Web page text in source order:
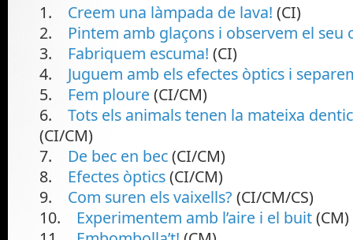
1. Creem una làmpada de lava! (CI)
2. Pintem amb glaçons i observem el seu
3. Fabriquem escuma! (CI)
4. Juguem amb els efectes òptics i
5. Fem ploure(CI/CM)
6. Tots els animals tenen la mateixa
(CI/CM)
7. De bec en bec(CI/CM)
8. Efectes òptics(CI/CM)
9. Com suren els vaixells? (CI/CM/CS)
10. Experimentem amb l’aire i el buit(CM)